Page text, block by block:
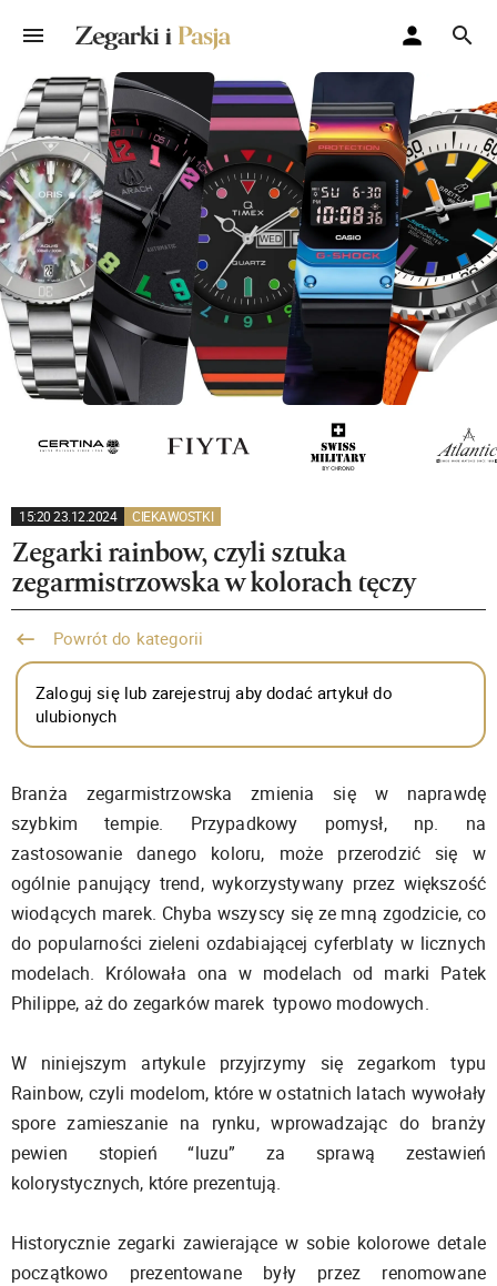
15:20 23.12.2024 CIEKAWOSTKI
Zegarki rainbow, czyli sztuka
zegarmistrzowska w kolorach tęczy
Powrót do kategorii
Zaloguj się lub zarejestruj aby dodać artykuł do
ulubionych
Branża zegarmistrzowska zmienia się w naprawdę
szybkim tempie. Przypadkowy pomysł, np. na
zastosowanie danego koloru, może przerodzić się w
ogólnie panujący trend, wykorzystywany przez większość
wiodących marek. Chyba wszyscy się ze mną zgodzicie, co
do popularności zieleni ozdabiającej cyferblaty w licznych
modelach. Królowała ona w modelach od marki Patek
Philippe, aż do zegarków marek typowo modowych.
W niniejszym artykule przyjrzymy się zegarkom typu
Rainbow, czyli modelom, które w ostatnich latach wywołały
spore zamieszanie na rynku, wprowadzając do branży
pewien stopień “luzu” za sprawą zestawień
kolorystycznych, które prezentują.
Historycznie zegarki zawierające w sobie kolorowe detale
początkowo prezentowane były przez renomowane